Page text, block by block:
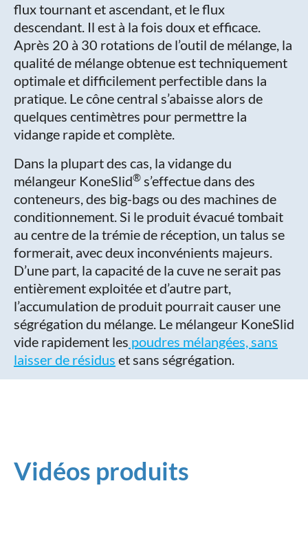
flux tournant et ascendant, et le flux
descendant. Il est à la fois doux et efficace.
Après 20 à 30 rotations de l’outil de mélange, la
qualité de mélange obtenue est techniquement
optimale et difficilement perfectible dans la
pratique. Le cône central s’abaisse alors de
quelques centimètres pour permettre la
vidange rapide et complète.
Dans la plupart des cas, la vidange du
mélangeur KoneSlid® s’effectue dans des
conteneurs, des big-bags ou des machines de
conditionnement. Si le produit évacué tombait
au centre de la trémie de réception, un talus se
formerait, avec deux inconvénients majeurs.
D’une part, la capacité de la cuve ne serait pas
entièrement exploitée et d’autre part,
l’accumulation de produit pourrait causer une
ségrégation du mélange. Le mélangeur KoneSlid
vide rapidement les poudres mélangées, sans
laisser de résidus et sans ségrégation.
Vidéos produits